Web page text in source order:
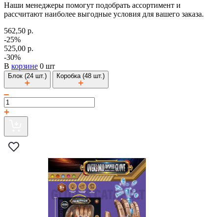
Наши менеджеры помогут подобрать ассортимент и
рассчитают наиболее выгодные условия для вашего заказа.
562,50 р.
-25%
525,00 р.
-30%
В корзине 0 шт
Блок (24 шт.) Коробка (48 шт.)